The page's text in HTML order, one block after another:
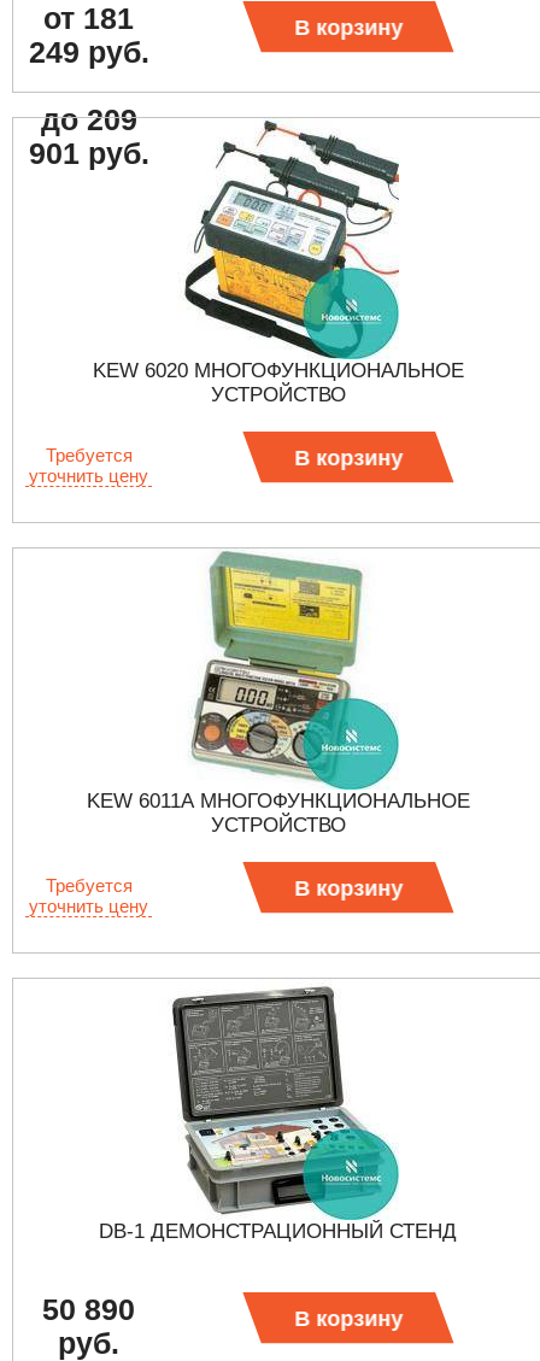
от 181
249 руб.
до 209
901 руб.
В корзину
KEW 6020 МНОГОФУНКЦИОНАЛЬНОЕ
УСТРОЙСТВО
Требуется
уточнить цену
В корзину
KEW 6011А МНОГОФУНКЦИОНАЛЬНОЕ
УСТРОЙСТВО
Требуется
уточнить цену
В корзину
DB-1 ДЕМОНСТРАЦИОННЫЙ СТЕНД
50 890
руб.
В корзину